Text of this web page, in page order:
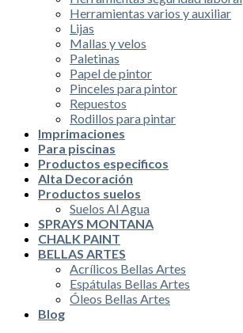
Herramientas varios y auxiliar
Lijas
Mallas y velos
Paletinas
Papel de pintor
Pinceles para pintor
Repuestos
Rodillos para pintar
Imprimaciones
Para piscinas
Productos especificos
Alta Decoración
Productos suelos
Suelos Al Agua
SPRAYS MONTANA
CHALK PAINT
BELLAS ARTES
Acrílicos Bellas Artes
Espátulas Bellas Artes
Óleos Bellas Artes
Blog